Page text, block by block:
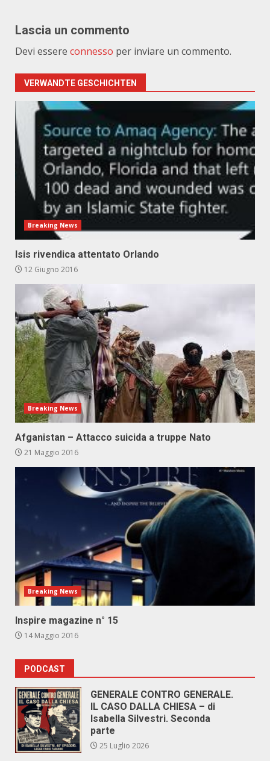
Lascia un commento
Devi essere connesso per inviare un commento.
VERWANDTE GESCHICHTEN
Breaking News
Isis rivendica attentato Orlando
12 Giugno 2016
Breaking News
Afganistan – Attacco suicida a truppe Nato
21 Maggio 2016
Breaking News
Inspire magazine n° 15
14 Maggio 2016
PODCAST
GENERALE CONTRO GENERALE.
IL CASO DALLA CHIESA – di
Isabella Silvestri. Seconda
parte
25 Luglio 2026